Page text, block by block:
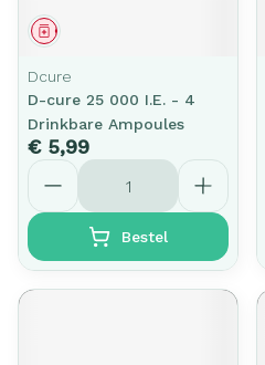
Geneesmiddel
Dcure
D-cure 25 000 I.E. - 4
Drinkbare Ampoules
€ 5,99
Aantal
Bestel